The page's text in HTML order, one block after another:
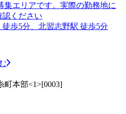
エリアです。実際の勤務地に
ください
歩5分、北習志野駅 徒歩5分
町本部<1>[0003]